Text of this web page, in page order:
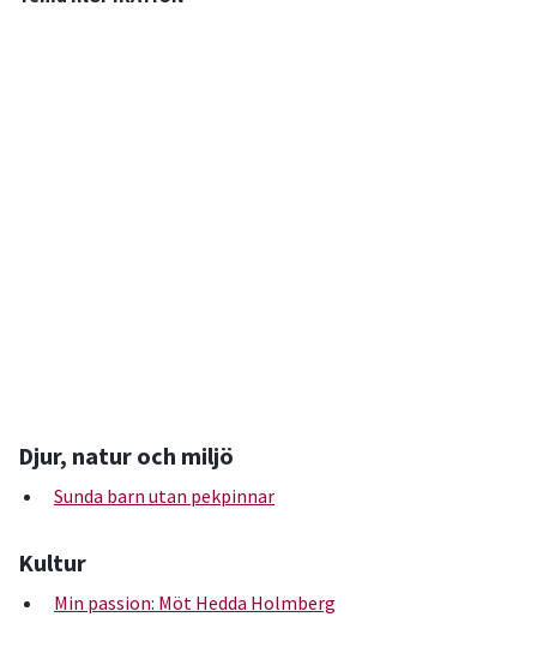
Djur, natur och miljö
Sunda barn utan pekpinnar
Kultur
Min passion: Möt Hedda Holmberg